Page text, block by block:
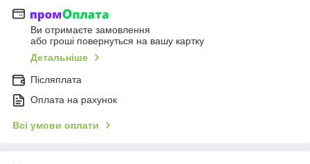
Ви отримаєте замовлення
або гроші повернуться на вашу картку
Детальніше
Післяплата
Оплата на рахунок
Всі умови оплати